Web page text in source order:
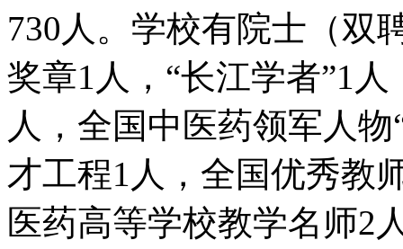
730人。学校有院士（双
奖章1人，“长江学者”1
人，全国中医药领军人
才工程1人，全国优秀教
医药高等学校教学名师2